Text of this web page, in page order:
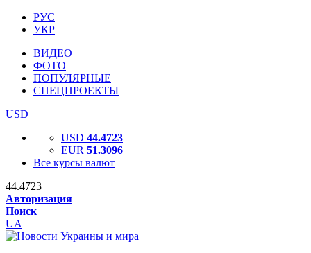
РУС
УКР
ВИДЕО
ФОТО
ПОПУЛЯРНЫЕ
СПЕЦПРОЕКТЫ
USD
USD 44.4723
EUR 51.3096
Все курсы валют
44.4723
Авторизация
Поиск
UA